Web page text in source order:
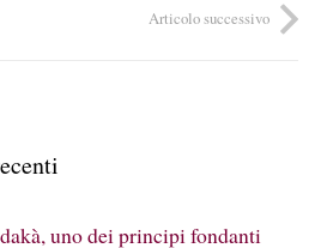
Articolo successivo
uno dei principi fondanti